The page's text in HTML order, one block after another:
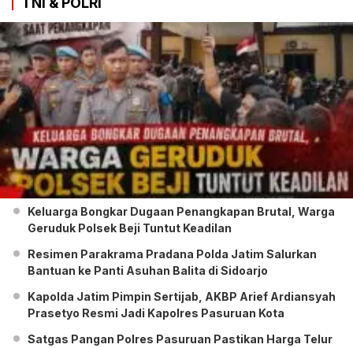
Keluarga Bongkar Dugaan Penangkapan Brutal, Warga
Geruduk Polsek Beji Tuntut Keadilan
Resimen Parakrama Pradana Polda Jatim Salurkan
Bantuan ke Panti Asuhan Balita di Sidoarjo
Kapolda Jatim Pimpin Sertijab, AKBP Arief Ardiansyah
Prasetyo Resmi Jadi Kapolres Pasuruan Kota
Satgas Pangan Polres Pasuruan Pastikan Harga Telur